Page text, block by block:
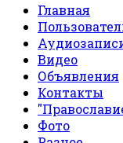
Главная
Видео
Объявления
Контакты
Фото